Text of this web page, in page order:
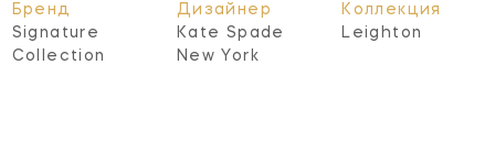
Бренд
Signature
Collection
Дизайнер
Kate Spade
New York
Коллекция
Leighton